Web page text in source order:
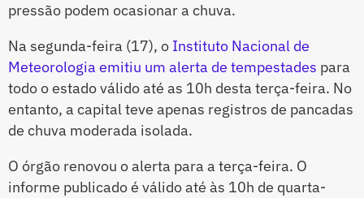
pressão podem ocasionar a chuva.
Na segunda-feira (17), o Instituto Nacional de
Meteorologia emitiu um alerta de tempestades para
todo o estado válido até as 10h desta terça-feira. No
entanto, a capital teve apenas registros de pancadas
de chuva moderada isolada.
O órgão renovou o alerta para a terça-feira. O
informe publicado é válido até às 10h de quarta-